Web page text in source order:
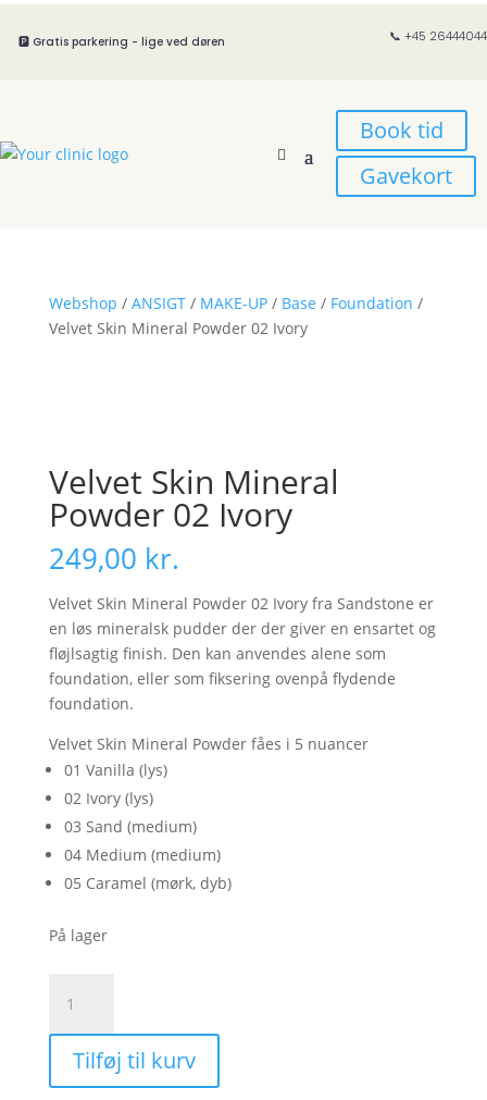
🅿️ Gratis parkering - lige ved døren 📞 +45 26444044
Book tid
Gavekort
Webshop / ANSIGT/ MAKE-UP/ Base / Foundation /
Velvet Skin Mineral Powder 02 Ivory
Velvet Skin Mineral
Powder 02 Ivory
249,00 kr.
Velvet Skin Mineral Powder 02 Ivory fra Sandstone er
en løs mineralsk pudder der der giver en ensartet og
fløjlsagtig finish. Den kan anvendes alene som
foundation, eller som fiksering ovenpå flydende
foundation.
Velvet Skin Mineral Powder fåes i 5 nuancer
01 Vanilla (lys)
02 Ivory (lys)
03 Sand (medium)
04 Medium (medium)
05 Caramel (mørk, dyb)
På lager
Skin
Mineral
Powder
02
Tilføj til kurv